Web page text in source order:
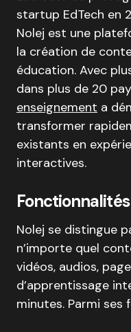
startup EdTech en
Nolej est une
la création de
éducation. Avec
dans plus de 20
enseignement a
transformer
existants en
interactives.
Nolej se distingue
n’importe quel
vidéos, audios,
d’apprentissage
minutes. Parmi ses